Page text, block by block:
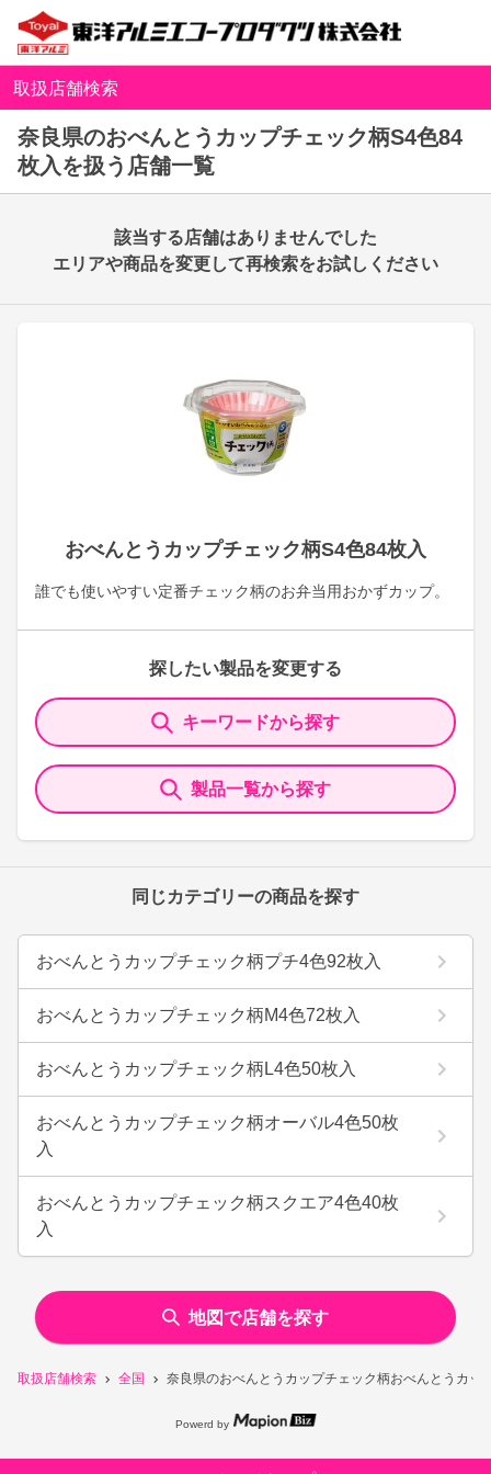
取扱店舗検索 全国 奈良県のおべんとうカップチェック柄おべんとうカッ
取扱店舗検索
奈良県のおべんとうカップチェック柄S4色84
枚入を扱う店舗一覧
おべんとうカップチェック柄S4色84枚入
誰でも使いやすい定番チェック柄のお弁当用おかずカップ。
探したい製品を変更する
キーワードから探す
製品一覧から探す
同じカテゴリーの商品を探す
おべんとうカップチェック柄プチ4色92枚入
おべんとうカップチェック柄M4色72枚入
おべんとうカップチェック柄L4色50枚入
おべんとうカップチェック柄オーバル4色50枚
入
おべんとうカップチェック柄スクエア4色40枚
入
該当する店舗はありませんでした
エリアや商品を変更して再検索をお試しください
地図で店舗を探す
Powerd by